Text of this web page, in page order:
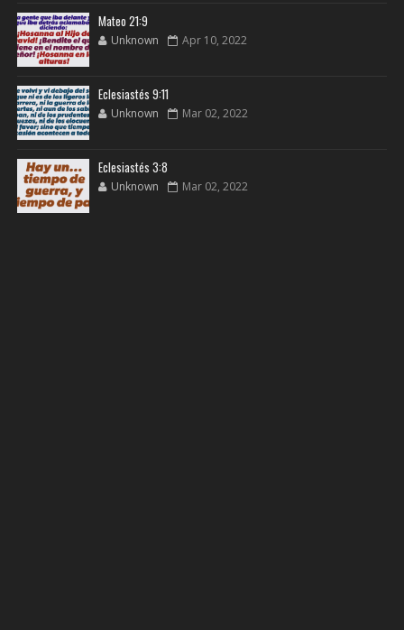
Mateo 21:9
Unknown Apr 10, 2022
Eclesiastés 9:11
Unknown Mar 02, 2022
Eclesiastés 3:8
Unknown Mar 02, 2022